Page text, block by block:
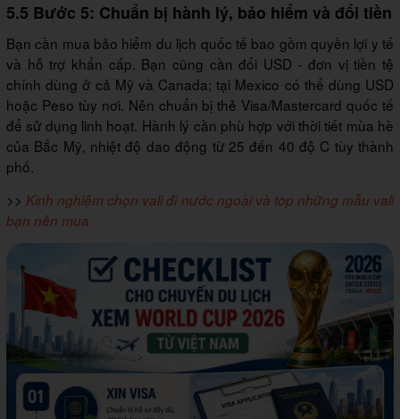
5.5 Bước 5: Chuẩn bị hành lý, bảo hiểm và đổi tiền
Bạn cần mua bảo hiểm du lịch quốc tế bao gồm quyền lợi y tế
và hỗ trợ khẩn cấp. Bạn cũng cần đổi USD - đơn vị tiền tệ
chính dùng ở cả Mỹ và Canada; tại Mexico có thể dùng USD
hoặc Peso tùy nơi. Nên chuẩn bị thẻ Visa/Mastercard quốc tế
để sử dụng linh hoạt. Hành lý cần phù hợp với thời tiết mùa hè
của Bắc Mỹ, nhiệt độ dao động từ 25 đến 40 độ C tùy thành
phố.
>> Kinh nghiệm chọn vali đi nước ngoài và top những mẫu vali
bạn nên mua